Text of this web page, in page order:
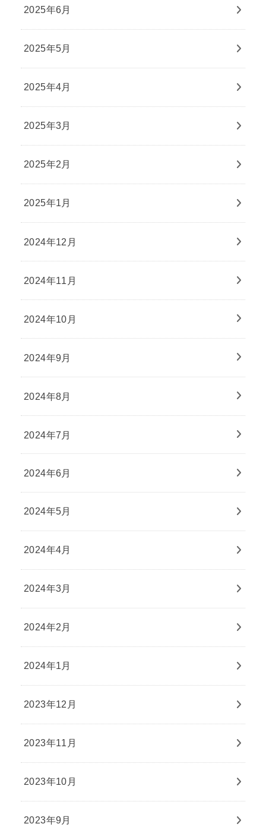
2025年6月
2025年5月
2025年4月
2025年3月
2025年2月
2025年1月
2024年12月
2024年11月
2024年10月
2024年9月
2024年8月
2024年7月
2024年6月
2024年5月
2024年4月
2024年3月
2024年2月
2024年1月
2023年12月
2023年11月
2023年10月
2023年9月